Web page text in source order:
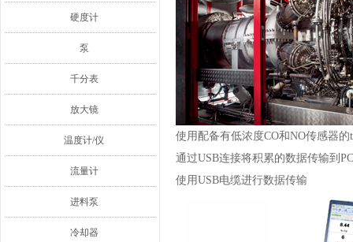
硬度计
泵
千分表
放大镜
温度计/仪
流量计
进料泵
冷却器
使用配备有低浓度CO和NO传感器
通过USB连接将积累的数据传输到PC
使用USB电缆进行数据传输